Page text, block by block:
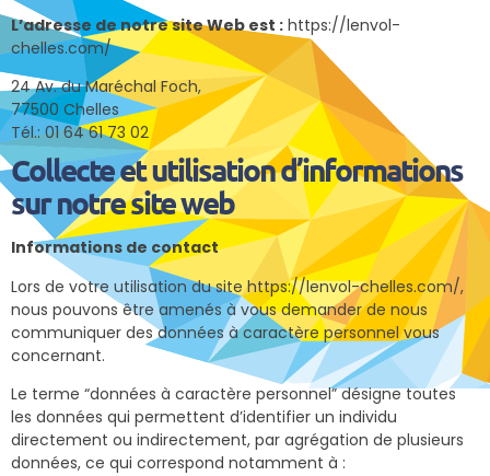
L’adresse de notre site Web est : https://lenvol-
chelles.com/
24 Av. du Maréchal Foch,
77500 Chelles
Tél.: 01 64 61 73 02
Collecte et utilisation d’informations
sur notre site web
Informations de contact
Lors de votre utilisation du site https://lenvol-chelles.com/,
nous pouvons être amenés à vous demander de nous
communiquer des données à caractère personnel vous
concernant.
Le terme “données à caractère personnel” désigne toutes
les données qui permettent d’identifier un individu
directement ou indirectement, par agrégation de plusieurs
données, ce qui correspond notamment à :